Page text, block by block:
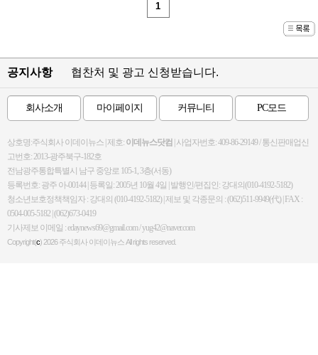
1
공지사항 협찬처 및 광고 신청받습니다.
회사소개 마이페이지 커뮤니티 PC모드
상호명:주식회사 이데이뉴스 | 제호: 이데뉴스닷컴 | 사업자번호: 409-86-29149 / 통신판매업신
고번호: 2013-광주북구-182호
전남광주통합특별시 남구 중앙로 105-1, 3층(서동)
등록번호: 광주 아-00144 | 등록일: 2005년 10월 4일 | 발행인/편집인: 강대의(010-4192-5182)
청소년보호정책책임자 : 강대의 (010-4192-5182) | 제보 및 각종문의 : (062)511-9949(代) | FAX :
0504-005-5182 | (062)673-0419
기사제보 이메일 : edaynews69@gmail.com / yug42@naver.com
Copyright(c) 2026주식회사 이데이뉴스All rights reserved.